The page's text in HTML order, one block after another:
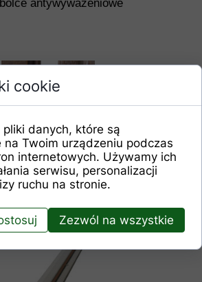
zawiasy regulowane
bolce antywyważeniowe
cookie
pliki danych, które są
na Twoim urządzeniu podczas
internetowych. Używamy ich
serwisu, personalizacji
ruchu na stronie.
Zezwól na wszystkie